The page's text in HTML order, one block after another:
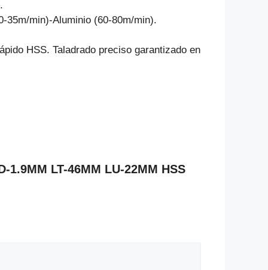
35m/min)-Aluminio (60-80m/min).
HSS. Taladrado preciso garantizado en
LT-46MM LU-22MM HSS